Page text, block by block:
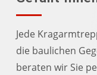
Jede
die baulichen
beraten wir Sie